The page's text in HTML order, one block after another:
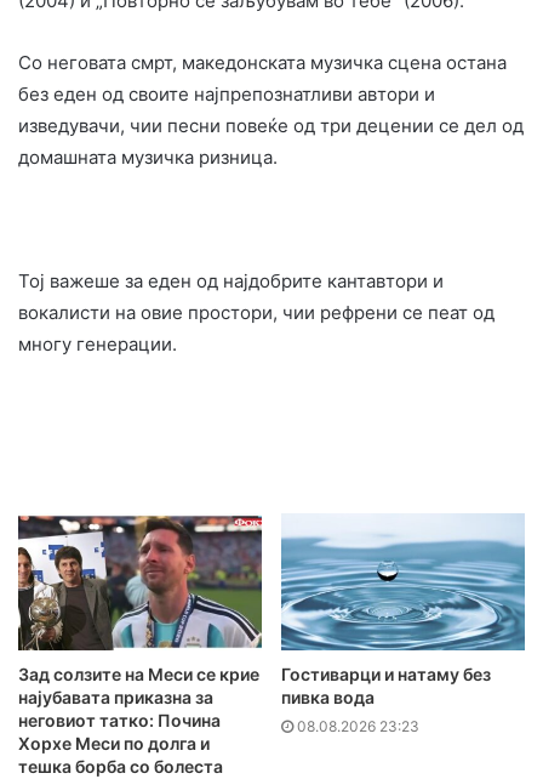
Со неговата смрт, македонската музичка сцена остана
без еден од своите најпрепознатливи автори и
изведувачи, чии песни повеќе од три децении се дел од
домашната музичка ризница.
Тој важеше за еден од најдобрите кантавтори и
вокалисти на овие простори, чии рефрени се пеат од
многу генерации.
Зад солзите на Меси се крие
најубавата приказна за
неговиот татко: Почина
Хорхе Меси по долга и
тешка борба со болеста
Гостиварци и натаму без
пивка вода
08.08.2026 23:23